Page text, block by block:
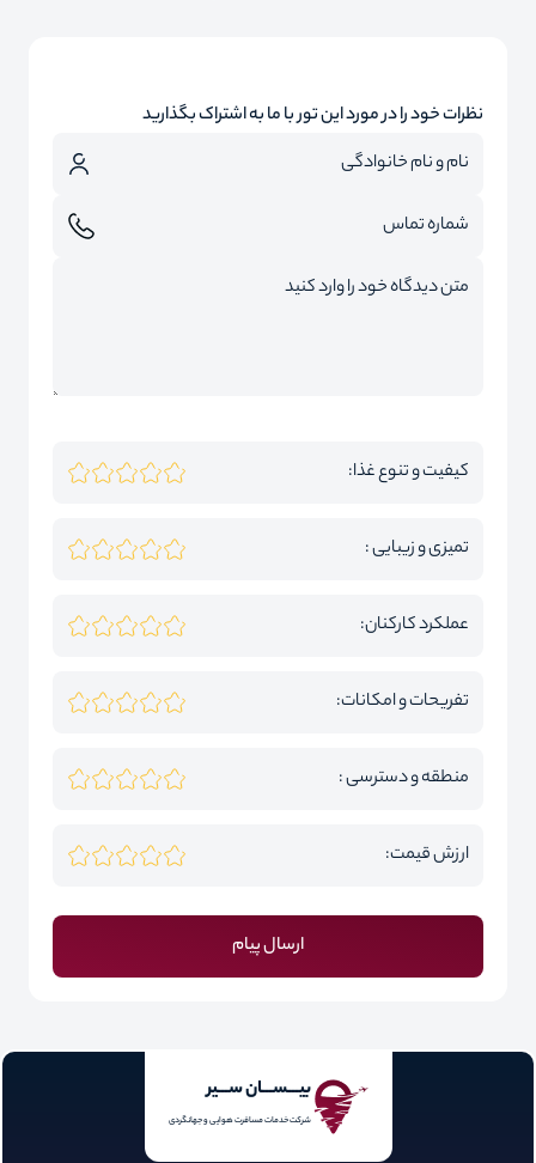
نظرات خود را در مورد این تور با ما به اشتراک بگذارید
کیفیت و تنوع غذا:
تمیزی و زیبایی :
عملکرد کارکنان:
تفریحات و امکانات:
منطقه و دسترسی :
ارزش قیمت:
ارسال پیام
بیـــســـان ســـیر
شرکت خدمات مسافرت هوایی و جهانگردی